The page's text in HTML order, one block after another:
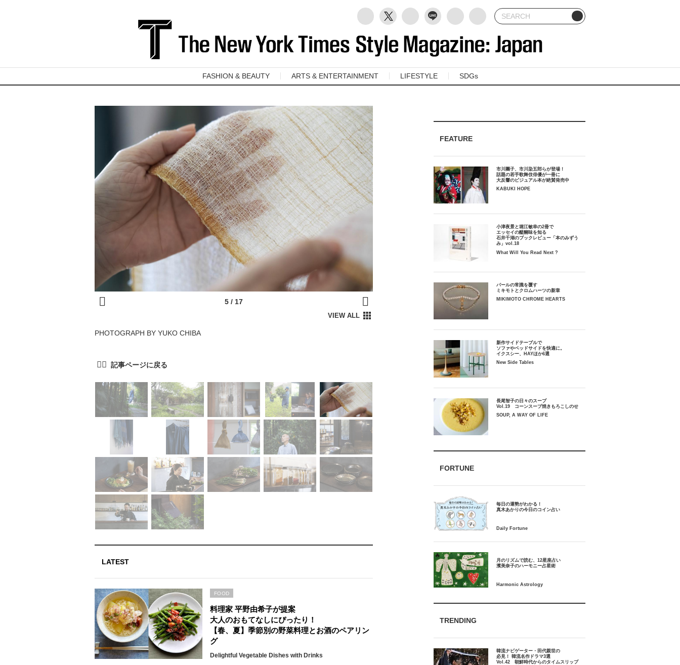
FASHION & BEAUTY ARTS & ENTERTAINMENT LIFESTYLE SDGs
PHOTOGRAPH BY YUKO CHIBA
LATEST
料理家 平野由希子が提案
大人のおもてなしにぴったり！
【春、夏】季節別の野菜料理とお酒のペアリン
グ
Delightful Vegetable Dishes with Drinks
FOOD
FEATURE
市川團子、市川染五郎らが登場！
話題の若手歌舞伎俳優が一冊に
大反響のビジュアル本が絶賛発売中
KABUKI HOPE
小津夜景と堀江敏幸の2冊で
エッセイの醍醐味を知る
石井千湖のブックレビュー「本のみずう
み」vol.18
What Will You Read Next ?
パールの常識を覆す
ミキモトとクロムハーツの新章
MIKIMOTO CHROME HEARTS
新作サイドテーブルで
ソファやベッドサイドを快適に。
イクスシー、HAYほか6選
New Side Tables
長尾智子の日々のスープ
Vol.19 コーンスープ焼きもろこしのせ
SOUP, A WAY OF LIFE
FORTUNE
毎日の運勢がわかる！
月のリズムで読む、12星座占い
TRENDING
韓流ナビゲーター・田代親世の
必見！ 韓流名作ドラマ3選
Vol.42 朝鮮時代からのタイムスリップ